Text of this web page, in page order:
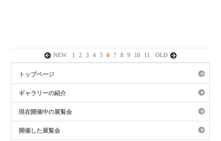
NEW 1 2 3 4 5 6 7 8 9 10 11 OLD
トップページ
ギャラリーの紹介
現在開催中の展覧会
開催した展覧会